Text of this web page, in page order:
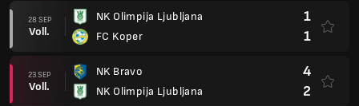
28 SEP
Voll.
NK Olimpija Ljubljana
FC Koper
1
1
23 SEP
Voll.
NK Bravo
NK Olimpija Ljubljana
4
2